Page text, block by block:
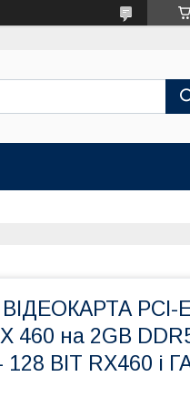
PCI-E
460 на 2GB
128 BIT RX460 і